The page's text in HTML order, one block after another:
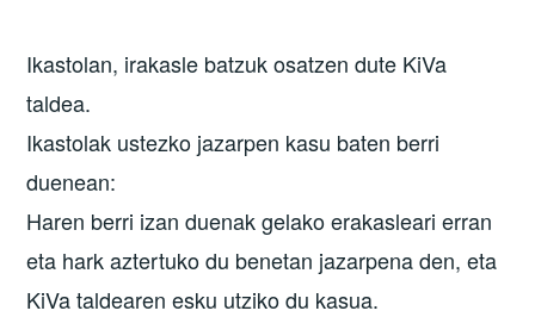
Ikastolan, irakasle batzuk osatzen dute KiVa
taldea.
Ikastolak ustezko jazarpen kasu baten berri
duenean:
Haren berri izan duenak gelako erakasleari erran
eta hark aztertuko du benetan jazarpena den, eta
KiVa taldearen esku utziko du kasua.